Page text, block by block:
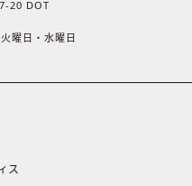
20 DOT
曜日・水曜日
ス